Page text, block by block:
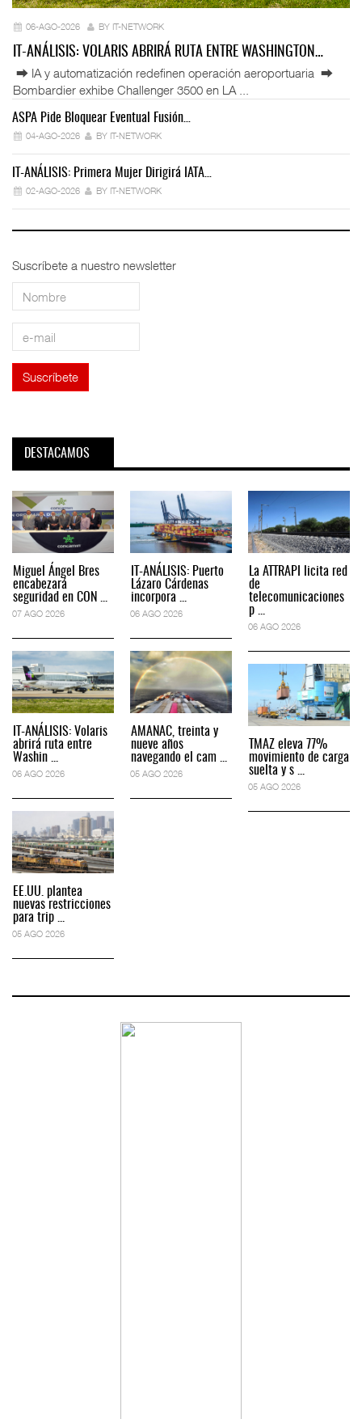
06-AGO-2026 BY IT-NETWORK
IT-ANÁLISIS: VOLARIS ABRIRÁ RUTA ENTRE WASHINGTON…
⮕ IA y automatización redefinen operación aeroportuaria ⮕
Bombardier exhibe Challenger 3500 en LA ...
ASPA Pide Bloquear Eventual Fusión…
04-AGO-2026 BY IT-NETWORK
IT-ANÁLISIS: Primera Mujer Dirigirá IATA…
02-AGO-2026 BY IT-NETWORK
Suscríbete a nuestro newsletter
DESTACAMOS
Miguel Ángel Bres
encabezará
seguridad en CON ...
07 AGO 2026
IT-ANÁLISIS: Volaris
abrirá ruta entre
Washin ...
06 AGO 2026
EE.UU. plantea
nuevas restricciones
para trip ...
05 AGO 2026
IT-ANÁLISIS: Puerto
Lázaro Cárdenas
incorpora ...
06 AGO 2026
AMANAC, treinta y
nueve años
navegando el cam ...
05 AGO 2026
La ATTRAPI licita red
de
telecomunicaciones
p ...
06 AGO 2026
TMAZ eleva 77%
movimiento de carga
suelta y s ...
05 AGO 2026